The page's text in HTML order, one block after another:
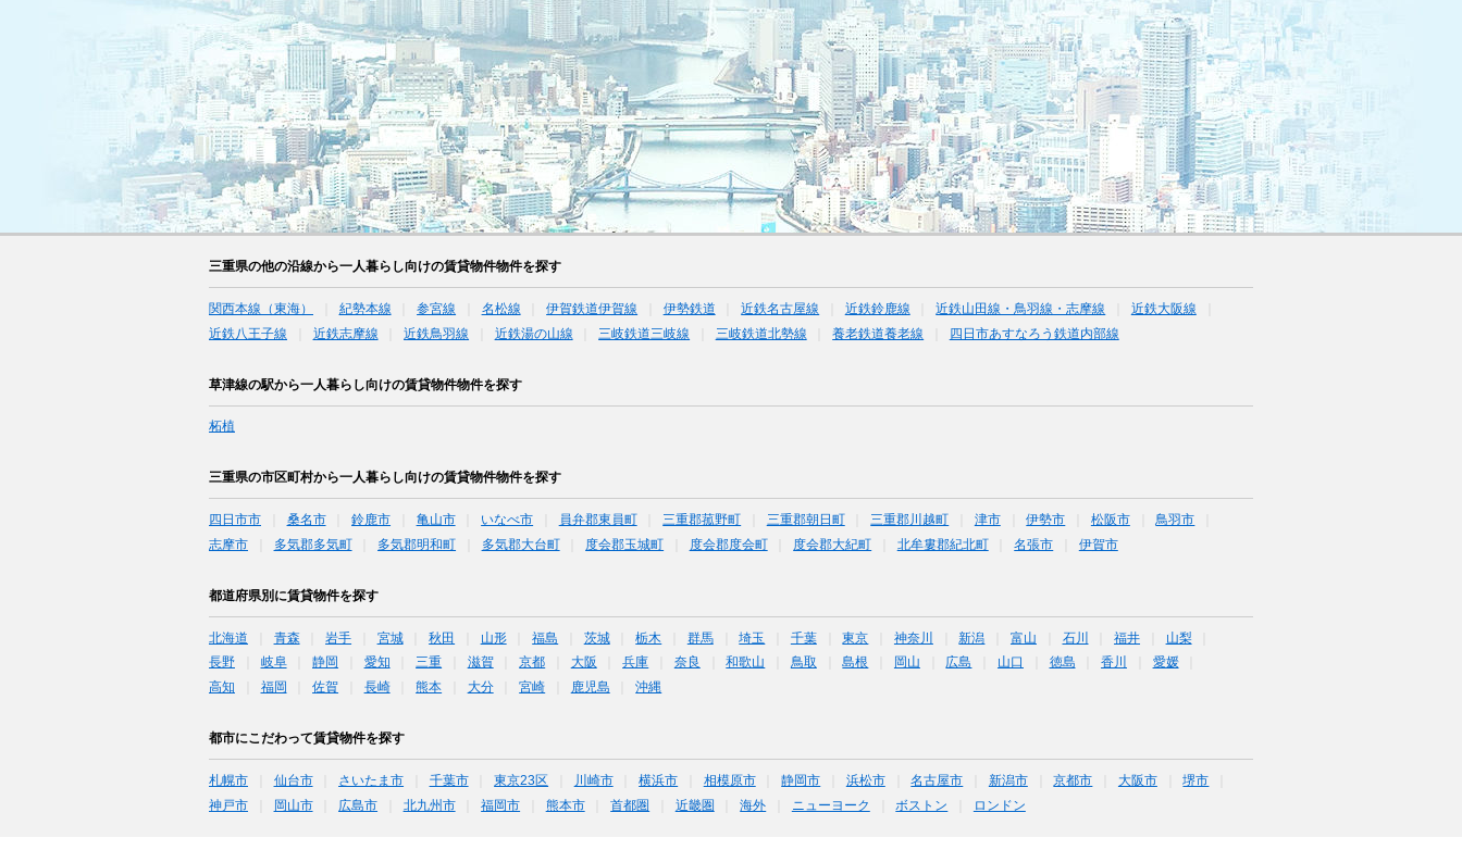
三重県の他の沿線から一人暮らし向けの賃貸物件物件を探す
関西本線（東海） 紀勢本線 参宮線 名松線 伊賀鉄道伊賀線 伊勢鉄道 近鉄名古屋線 近鉄鈴鹿線 近鉄山田線・鳥羽線・志摩線
近鉄大阪線
近鉄八王子線
近鉄志摩線 近鉄鳥羽線 近鉄湯の山線 三岐鉄道三岐線 三岐鉄道北勢線 養老鉄道養老線 四日市あすなろう鉄道内部線
草津線の駅から一人暮らし向けの賃貸物件物件を探す
柘植
三重県の市区町村から一人暮らし向けの賃貸物件物件を探す
四日市市 桑名市 鈴鹿市 亀山市 いなべ市 員弁郡東員町 三重郡菰野町 三重郡朝日町 三重郡川越町 津市 伊勢市 松阪市
鳥羽市
志摩市
多気郡多気町 多気郡明和町 多気郡大台町 度会郡玉城町 度会郡度会町 度会郡大紀町 北牟婁郡紀北町 名張市 伊賀市
都道府県別に賃貸物件を探す
北海道 青森 岩手 宮城 秋田 山形 福島 茨城 栃木 群馬 埼玉 千葉 東京 神奈川 新潟 富山 石川 福井
山梨
長野
岐阜 静岡 愛知 三重 滋賀 京都 大阪 兵庫 奈良 和歌山 鳥取 島根 岡山 広島 山口 徳島 香川
愛媛
高知
福岡 佐賀 長崎 熊本 大分 宮崎 鹿児島 沖縄
都市にこだわって賃貸物件を探す
札幌市 仙台市 さいたま市 千葉市 東京23区 川崎市 横浜市 相模原市 静岡市 浜松市 名古屋市 新潟市 京都市 大阪市
堺市
神戸市
岡山市 広島市 北九州市 福岡市 熊本市 首都圏 近畿圏 海外 ニューヨーク ボストン ロンドン